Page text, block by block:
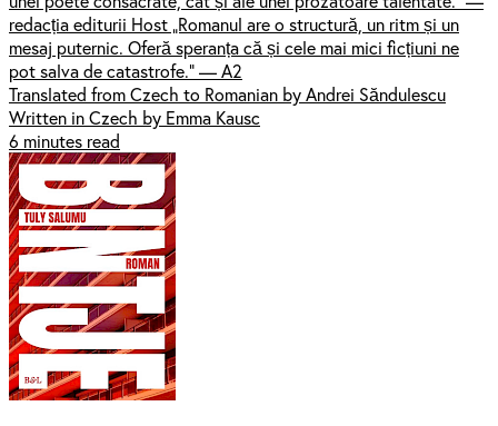
redacția editurii Host „Romanul are o structură, un ritm și un
mesaj puternic. Oferă speranța că și cele mai mici ficțiuni ne
pot salva de catastrofe.” — A2
Translated from Czech to Romanian by Andrei Săndulescu
Written in Czech by Emma Kausc
6 minutes read